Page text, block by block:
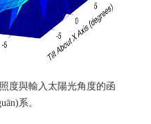
度與輸入太陽光角度的函
系。